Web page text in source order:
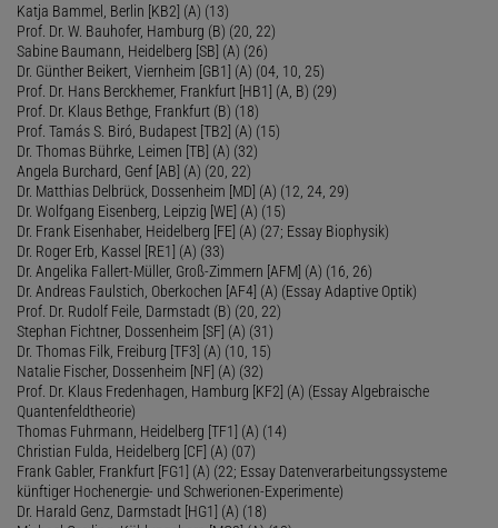
Katja Bammel, Berlin [KB2] (A) (13)
Prof. Dr. W. Bauhofer, Hamburg (B) (20, 22)
Sabine Baumann, Heidelberg [SB] (A) (26)
Dr. Günther Beikert, Viernheim [GB1] (A) (04, 10, 25)
Prof. Dr. Hans Berckhemer, Frankfurt [HB1] (A, B) (29)
Prof. Dr. Klaus Bethge, Frankfurt (B) (18)
Prof. Tamás S. Biró, Budapest [TB2] (A) (15)
Dr. Thomas Bührke, Leimen [TB] (A) (32)
Angela Burchard, Genf [AB] (A) (20, 22)
Dr. Matthias Delbrück, Dossenheim [MD] (A) (12, 24, 29)
Dr. Wolfgang Eisenberg, Leipzig [WE] (A) (15)
Dr. Frank Eisenhaber, Heidelberg [FE] (A) (27; Essay Biophysik)
Dr. Roger Erb, Kassel [RE1] (A) (33)
Dr. Angelika Fallert-Müller, Groß-Zimmern [AFM] (A) (16, 26)
Dr. Andreas Faulstich, Oberkochen [AF4] (A) (Essay Adaptive Optik)
Prof. Dr. Rudolf Feile, Darmstadt (B) (20, 22)
Stephan Fichtner, Dossenheim [SF] (A) (31)
Dr. Thomas Filk, Freiburg [TF3] (A) (10, 15)
Natalie Fischer, Dossenheim [NF] (A) (32)
Prof. Dr. Klaus Fredenhagen, Hamburg [KF2] (A) (Essay Algebraische
Quantenfeldtheorie)
Thomas Fuhrmann, Heidelberg [TF1] (A) (14)
Christian Fulda, Heidelberg [CF] (A) (07)
Frank Gabler, Frankfurt [FG1] (A) (22; Essay Datenverarbeitungssysteme
künftiger Hochenergie- und Schwerionen-Experimente)
Dr. Harald Genz, Darmstadt [HG1] (A) (18)